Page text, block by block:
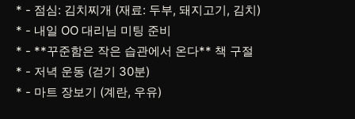
* - 점심: 김치찌개 (재료: 두부, 돼지고기, 김치)
* - 내일 OO 대리님 미팅 준비
* - **꾸준함은 작은 습관에서 온다** 책 구절
* - 저녁 운동 (걷기 30분)
* - 마트 장보기 (계란, 우유)